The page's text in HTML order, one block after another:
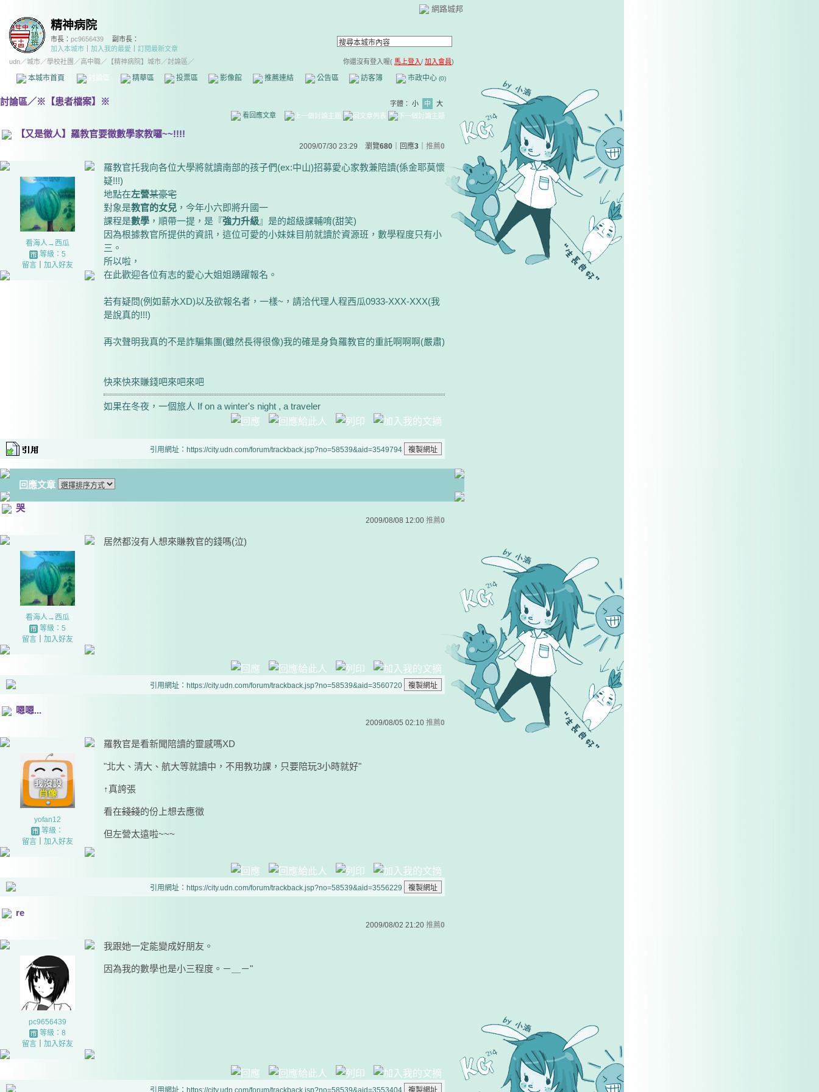
網路城邦
精神病院
市長： pc9656439
副市長：
加入本城市
加入我的最愛
訂閱最新文章
udn／城市／學校社團 ／高中職／ 【精神病院】城市／討論區／ 你還沒有登入喔( 馬上登入/ 加入會員)
本城市首頁 討論區 精華區 投票區 影像館 推薦連結 公告區 訪客簿 市政中心 (0)
討論區／※【患者檔案】※ 字體： 小 中
大
看回應文章
【又是徵人】羅教官要徵數學家教囉~~!!!!
2009/07/30 23:29 瀏覽680 ｜回應3 推薦0
看海人→西瓜
等級：5
留言｜ 加入好友
羅教官托我向各位大學將就讀南部的孩子們(ex:中山)招募愛心家教兼陪讀(係金耶莫懷
疑!!!)
地點在左營某豪宅
對象是教官的女兒 ，今年小六即將升國一
課程是數學 ，順帶一提，是『強力升級』是的超級課輔唷(甜笑)
因為根據教官所提供的資訊，這位可愛的小妹妹目前就讀於資源班，數學程度只有小
三。
所以啦，
在此歡迎各位有志的愛心大姐姐踴躍報名。
若有疑問(例如薪水XD)以及欲報名者，一樣~，請洽代理人程西瓜0933-XXX-XXX(我
是說真的!!!)
再次聲明我真的不是詐騙集團(雖然長得很像)我的確是身負羅教官的重託啊啊啊(嚴肅)
快來快來賺錢吧來吧來吧
如果在冬夜，一個旅人 If on a winter's night , a traveler
引用網址：https://city.udn.com/forum/trackback.jsp?no=58539&aid=3549794
回應文章
哭
2009/08/08 12:00 推薦0
看海人→西瓜
等級：5
留言｜ 加入好友
居然都沒有人想來賺教官的錢嗎(泣)
引用網址：https://city.udn.com/forum/trackback.jsp?no=58539&aid=3560720
嗯嗯...
2009/08/05 02:10 推薦0
yofan12
等級：
留言｜ 加入好友
羅教官是看新聞陪讀的靈感嗎XD
"北大、清大、航大等就讀中，不用教功課，只要陪玩3小時就好"
↑真誇張
看在錢錢的份上想去應徵
但左營太遠啦~~~
引用網址：https://city.udn.com/forum/trackback.jsp?no=58539&aid=3556229
re
2009/08/02 21:20 推薦0
pc9656439
等級：8
留言｜ 加入好友
我跟她一定能變成好朋友。
因為我的數學也是小三程度。－＿－"
引用網址：https://city.udn.com/forum/trackback.jsp?no=58539&aid=3553404